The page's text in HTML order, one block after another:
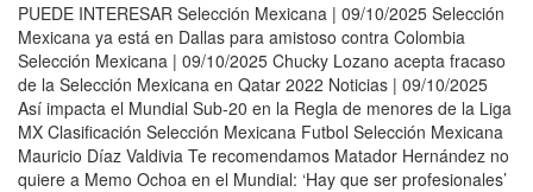
PUEDE INTERESAR Selección Mexicana | 09/10/2025 Selección
Mexicana ya está en Dallas para amistoso contra Colombia
Selección Mexicana | 09/10/2025 Chucky Lozano acepta fracaso
de la Selección Mexicana en Qatar 2022 Noticias | 09/10/2025
Así impacta el Mundial Sub-20 en la Regla de menores de la Liga
MX Clasificación Selección Mexicana Futbol Selección Mexicana
Mauricio Díaz Valdivia Te recomendamos Matador Hernández no
quiere a Memo Ochoa en el Mundial: ‘Hay que ser profesionales’